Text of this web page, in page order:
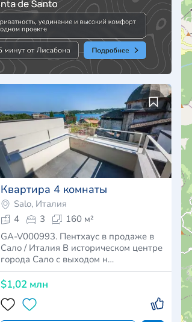
Квартира 4 комнаты
Salo, Италия
4
3
160 м²
GA-V000993. Пентхаус в продаже в
Сало / Италия В историческом центре
города Сало с выходом н…
$1,02 млн